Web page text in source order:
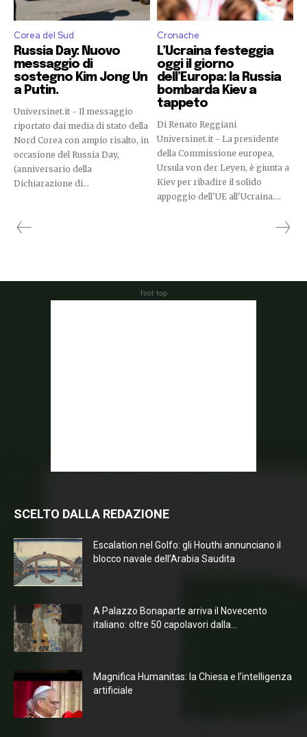
Corea del Sud
Russia Day: Nuovo
messaggio di
sostegno Kim Jong Un
a Putin.
Universinet.it - Il messaggio
riportato dai media di stato della
Nord Corea con ampio risalto, in
occasione del Russia Day,
(anniversario della
Dichiarazione di...
Cronache
L’Ucraina festeggia
oggi il giorno
dell’Europa: la Russia
bombarda Kiev a
tappeto
Di Renato Reggiani
Universinet.it - La presidente
della Commissione europea,
Ursula von der Leyen, è giunta a
Kiev per ribadire il solido
appoggio dell'UE all'Ucraina....
foot top
SCELTO DALLA REDAZIONE
Escalation nel Golfo: gli Houthi annunciano il
blocco navale dell’Arabia Saudita
A Palazzo Bonaparte arriva il Novecento
italiano: oltre 50 capolavori dalla...
Magnifica Humanitas: la Chiesa e l’intelligenza
artificiale